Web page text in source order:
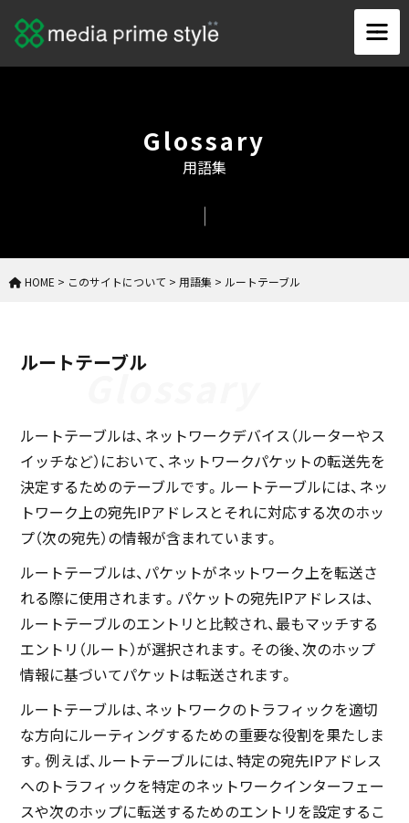
Glossary
用語集
HOME > このサイトについて > 用語集 > ルートテーブル
ルートテーブル
ルートテーブルは、ネットワークデバイス（ルーターやス
イッチなど）において、ネットワークパケットの転送先を
決定するためのテーブルです。ルートテーブルには、ネッ
トワーク上の宛先IPアドレスとそれに対応する次のホッ
プ（次の宛先）の情報が含まれています。
ルートテーブルは、パケットがネットワーク上を転送さ
れる際に使用されます。パケットの宛先IPアドレスは、
ルートテーブルのエントリと比較され、最もマッチする
エントリ（ルート）が選択されます。その後、次のホップ
情報に基づいてパケットは転送されます。
ルートテーブルは、ネットワークのトラフィックを適切
な方向にルーティングするための重要な役割を果たしま
す。例えば、ルートテーブルには、特定の宛先IPアドレス
へのトラフィックを特定のネットワークインターフェー
スや次のホップに転送するためのエントリを設定するこ